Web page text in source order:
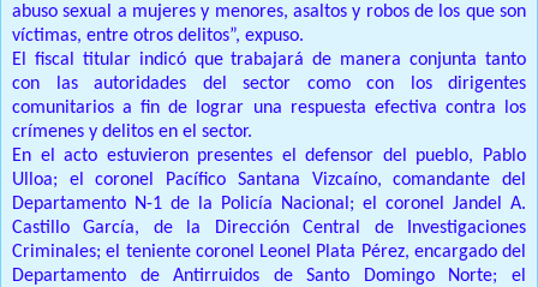
abuso sexual a mujeres y menores, asaltos y robos de los que son
víctimas, entre otros delitos”, expuso.
El fiscal titular indicó que trabajará de manera conjunta tanto
con las autoridades del sector como con los dirigentes
comunitarios a fin de lograr una respuesta efectiva contra los
crímenes y delitos en el sector.
En el acto estuvieron presentes el defensor del pueblo, Pablo
Ulloa; el coronel Pacífico Santana Vizcaíno, comandante del
Departamento N-1 de la Policía Nacional; el coronel Jandel A.
Castillo García, de la Dirección Central de Investigaciones
Criminales; el teniente coronel Leonel Plata Pérez, encargado del
Departamento de Antirruidos de Santo Domingo Norte; el